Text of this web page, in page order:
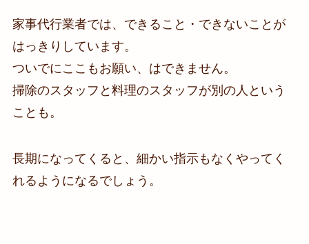
家事代行業者では、できること・できないことが
はっきりしています。
ついでにここもお願い、はできません。
掃除のスタッフと料理のスタッフが別の人という
ことも。
長期になってくると、細かい指示もなくやってく
れるようになるでしょう。